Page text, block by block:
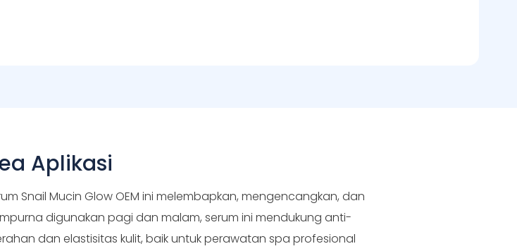
Aplikasi
Snail Mucin Glow OEM ini melembapkan, mengencangkan, dan
digunakan pagi dan malam, serum ini mendukung anti-
dan elastisitas kulit, baik untuk perawatan spa profesional